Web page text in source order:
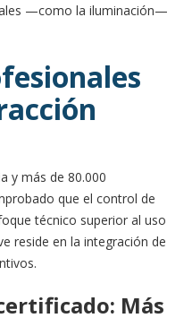
—como la iluminación—
y más de 80.000
que el control de
técnico superior al uso
reside en la integración de
Más